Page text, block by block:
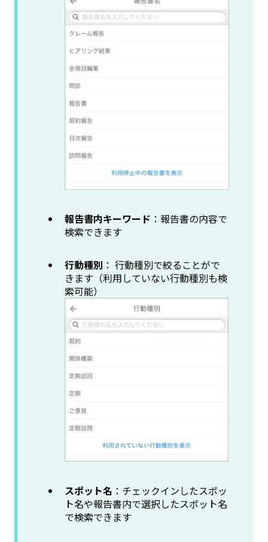
報告書内キーワード ：報告書の内容で
検索できます
行動種別 ： 行動種別で絞ることがで
きます（利用していない行動種別も検
索可能）
スポット名 ：チェックインしたスポッ
ト名や報告書内で選択したスポット名
で検索できます